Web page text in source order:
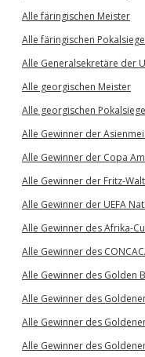
Alle färingischen Meister
Alle färingischen
Alle Generalsekretäre der
Alle georgischen Meister
Alle georgischen
Alle Gewinner der
Alle Gewinner der Copa
Alle Gewinner der Fritz-
Alle Gewinner der UEFA
Alle Gewinner des Afrika-
Alle Gewinner des
Alle Gewinner des Golden
Alle Gewinner des
Alle Gewinner des
Alle Gewinner des